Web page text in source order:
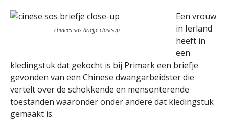
chinees sos briefje close-up
Een vrouw
in Ierland
heeft in
een
kledingstuk dat gekocht is bij Primark een briefje
gevonden van een Chinese dwangarbeidster die
vertelt over de schokkende en mensonterende
toestanden waaronder onder andere dat kledingstuk
gemaakt is.